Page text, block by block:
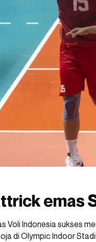
emas
Voli Indonesia sukses
di Olympic Indoor